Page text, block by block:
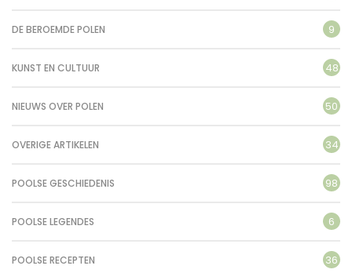
DE BEROEMDE POLEN 9
KUNST EN CULTUUR 48
NIEUWS OVER POLEN 50
OVERIGE ARTIKELEN 34
POOLSE GESCHIEDENIS 98
POOLSE LEGENDES 6
POOLSE RECEPTEN 36